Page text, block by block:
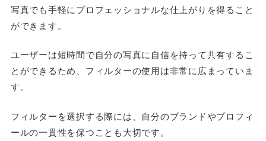
写真でも手軽にプロフェッショナルな仕上がりを得ること
ができます。
ユーザーは短時間で自分の写真に自信を持って共有するこ
とができるため、フィルターの使用は非常に広まっていま
す。
フィルターを選択する際には、自分のブランドやプロフィ
ールの一貫性を保つことも大切です。